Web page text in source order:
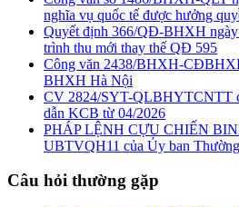
nghĩa vụ quốc tế được hưởng
Quyết định 366/QĐ-BHXH ngày
trình thu mới thay thế QĐ 595
Công văn 2438/BHXH-
BHXH Hà Nội
CV 2824/SYT-QLBHYTCNTT
dẫn KCB từ 04/2026
PHÁP LỆNH CỰU CHIẾN
UBTVQH11 của Ủy ban
Câu hỏi thường gặp